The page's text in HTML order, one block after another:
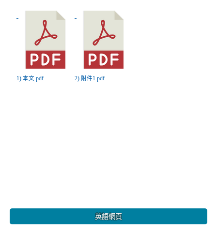
1) 本文.pdf 2) 附件1.pdf
英語網頁